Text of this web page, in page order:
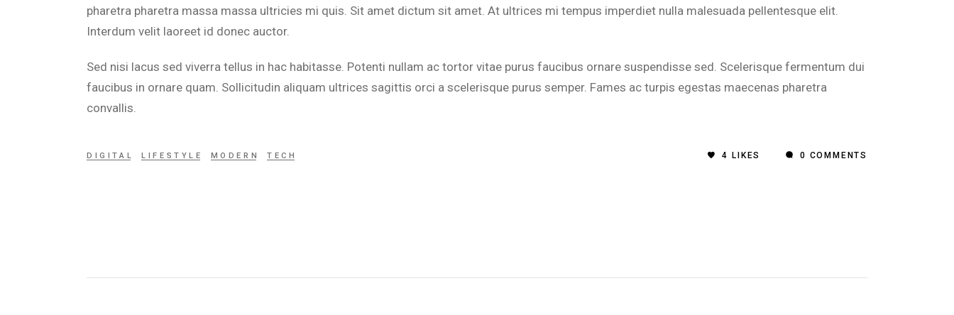
pharetra pharetra massa massa ultricies mi quis. Sit amet dictum sit amet. At ultrices mi tempus imperdiet nulla malesuada pellentesque elit.
Interdum velit laoreet id donec auctor.
Sed nisi lacus sed viverra tellus in hac habitasse. Potenti nullam ac tortor vitae purus faucibus ornare suspendisse sed. Scelerisque fermentum dui
faucibus in ornare quam. Sollicitudin aliquam ultrices sagittis orci a scelerisque purus semper. Fames ac turpis egestas maecenas pharetra
convallis.
DIGITAL LIFESTYLE MODERN TECH 4 LIKES 0 COMMENTS